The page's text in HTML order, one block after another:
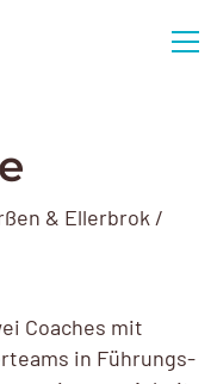
& Ellerbrok /
Coaches mit
in Führungs­